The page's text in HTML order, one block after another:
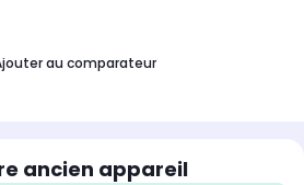
au comparateur
ancien appareil